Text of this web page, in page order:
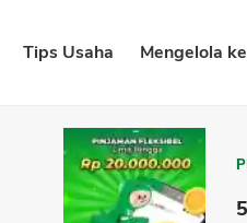
Tips Usaha Mengelola